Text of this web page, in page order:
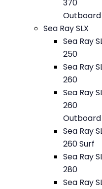
370
Outboard
Sea Ray SLX
Sea Ray
250
Sea Ray
260
Sea Ray
260
Outboard
Sea Ray
260 Surf
Sea Ray
280
Sea Ray